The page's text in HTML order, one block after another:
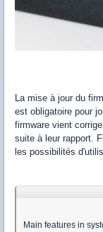
La mise à jour du
est obligatoire pour
firmware vient
suite à leur rapport.
les possibilités
Main features in